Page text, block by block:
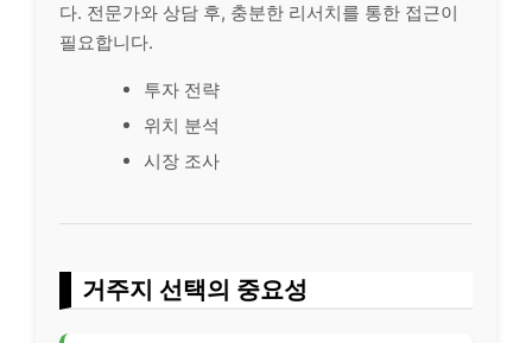
다. 전문가와 상담 후, 충분한 리서치를 통한 접근이
필요합니다.
투자 전략
위치 분석
시장 조사
거주지 선택의 중요성